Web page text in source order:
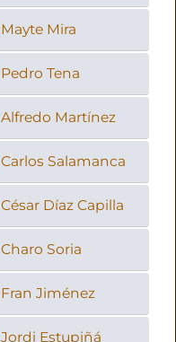
Mayte Mira
Pedro Tena
Alfredo Martínez
Carlos Salamanca
César Díaz Capilla
Charo Soria
Fran Jiménez
Jordi Estupiñá